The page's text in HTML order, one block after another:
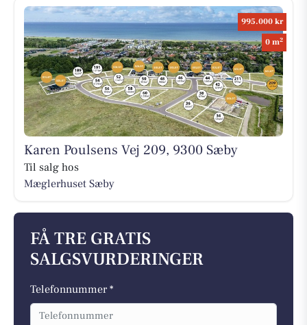
995.000 kr
0 m2
Karen Poulsens Vej 209, 9300 Sæby
Til salg hos
Mæglerhuset Sæby
FÅ TRE GRATIS
SALGSVURDERINGER
Telefonnummer *